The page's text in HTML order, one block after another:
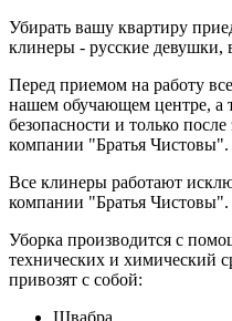
Убирать вашу квартиру
клинеры - русские девушки,
Перед приемом на работу
нашем обучающем центре, а
безопасности и только
компании "Братья Чистовы".
Все клинеры работают
компании "Братья Чистовы".
Уборка производится с
технических и химический
привозят с собой:
Швабра